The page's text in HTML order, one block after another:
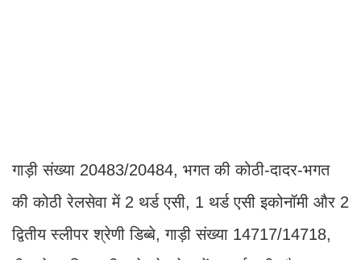
गाड़ी संख्या 20483/20484, भगत की कोठी-दादर-भगत
की कोठी रेलसेवा में 2 थर्ड एसी, 1 थर्ड एसी इकोनॉमी और 2
द्वितीय स्लीपर श्रेणी डिब्बे, गाड़ी संख्या 14717/14718,